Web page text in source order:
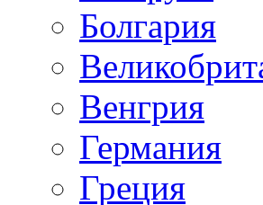
Болгария
Венгрия
Германия
Греция